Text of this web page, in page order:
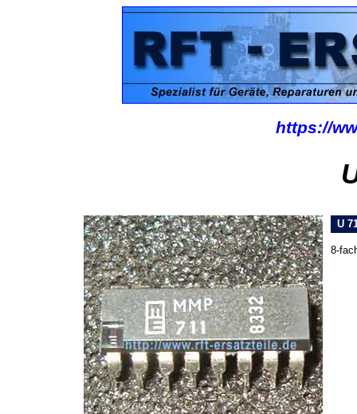
https://
U
8-